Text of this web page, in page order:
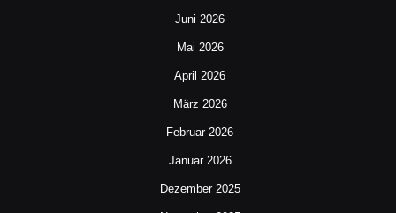
Juni 2026
Mai 2026
April 2026
März 2026
Februar 2026
Januar 2026
Dezember 2025